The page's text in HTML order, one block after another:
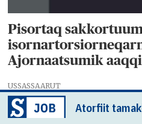
Pisortaq
Ajornaatsumik
USSASSAARUT
Atorfiit